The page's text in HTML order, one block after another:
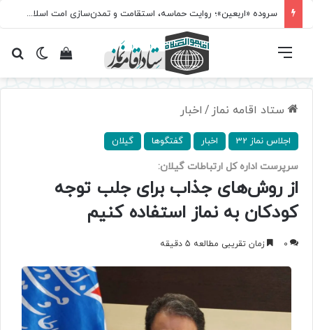
سروده‌ «اربعین»؛ روایت حماسه، استقامت و تمدن‌سازی امت اسلامی
تغییرمشاهده فهرست
ستاد اقامه نماز / اخبار
اجلاس نماز 32 اخبار گفتگوها گیلان
سرپرست اداره کل ارتباطات گیلان:
از روش‌های جذاب برای جلب توجه
کودکان به نماز استفاده کنیم
0 زمان تقریبی مطالعه 5 دقیقه